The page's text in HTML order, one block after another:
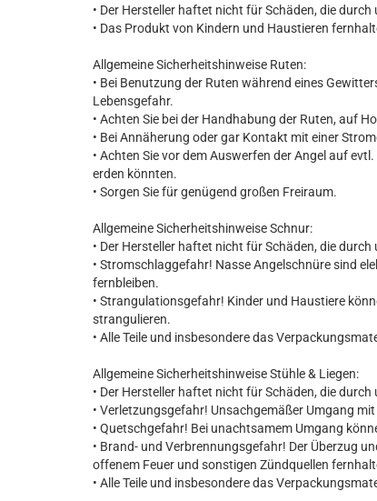
• Der Hersteller haftet nicht für Schäden, die
• Das Produkt von Kindern und Haustieren
Allgemeine Sicherheitshinweise Ruten:
• Bei Benutzung der Ruten während eines
Lebensgefahr.
• Achten Sie bei der Handhabung der Ruten, auf
• Bei Annäherung oder gar Kontakt mit einer
• Achten Sie vor dem Auswerfen der Angel auf
erden könnten.
• Sorgen Sie für genügend großen Freiraum.
Allgemeine Sicherheitshinweise Schnur:
• Der Hersteller haftet nicht für Schäden, die
• Stromschlaggefahr! Nasse Angelschnüre sind
fernbleiben.
• Strangulationsgefahr! Kinder und Haustiere
strangulieren.
• Alle Teile und insbesondere das
Allgemeine Sicherheitshinweise Stühle & Liegen:
• Der Hersteller haftet nicht für Schäden, die
• Verletzungsgefahr! Unsachgemäßer Umgang
• Quetschgefahr! Bei unachtsamem Umgang
• Brand- und Verbrennungsgefahr! Der Überzug
offenem Feuer und sonstigen Zündquellen
• Alle Teile und insbesondere das